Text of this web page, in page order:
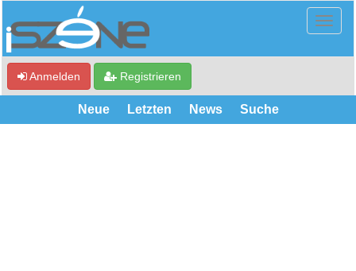
Anmelden Registrieren
Neue Letzten News Suche